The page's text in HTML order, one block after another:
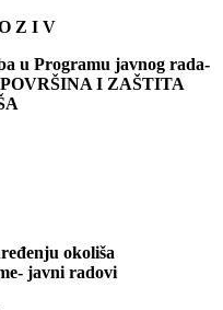
Z I V
u Programu javnog rada-
I ZAŠTITA
okoliša
javni radovi